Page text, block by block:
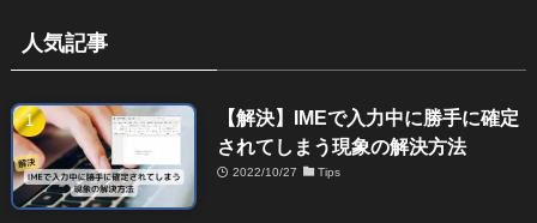
人気記事
【解決】IMEで入力中に勝手に確定
されてしまう現象の解決方法
2022/10/27 Tips